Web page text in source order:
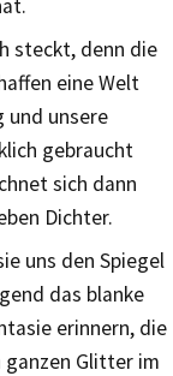
steckt, denn die
eine Welt
und unsere
gebraucht
sich dann
Dichter.
uns den Spiegel
das blanke
erinnern, die
ganzen Glitter im